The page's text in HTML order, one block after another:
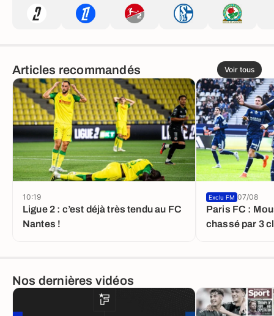
Articles recommandés Voir tous
Ligue 2 : c’est déjà très tendu au FC
Nantes !
10:19
Paris FC :
chassé par 3
Exclu FM 07/08
Nos dernières vidéos